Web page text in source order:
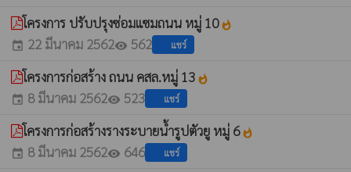
โครงการ ปรับปรุงซ่อมแซมถนน หมู่ 10whatshot
event 22 มีนาคม 2562visibility 562 แชร์
โครงการก่อสร้าง ถนน คสล.หมู่ 13 whatshot
event 8 มีนาคม 2562visibility 523 แชร์
โครงการก่อสร้างรางระบายน้ำรูปตัวยู หมู่ 6whatshot
event 8 มีนาคม 2562visibility 646 แชร์